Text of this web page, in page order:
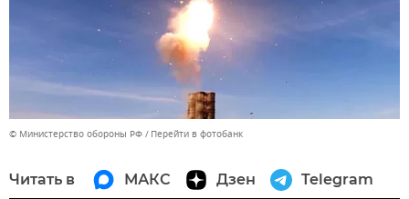
© Министерство обороны РФ Перейти в фотобанк
Читать в МАКС Дзен Telegram